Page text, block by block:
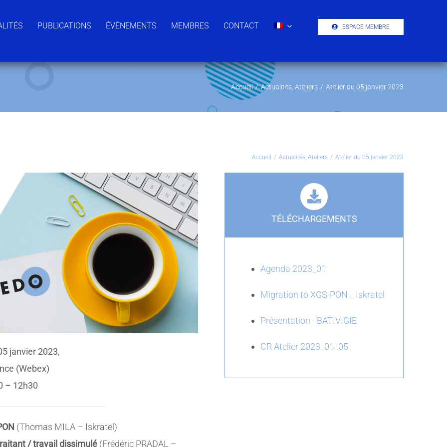
PUBLICATIONS ÉVÉNEMENTS MEMBRES CONTACT ESPACE MEMBRE
Accueil / Actualités Ateliers / Atelier du 05 janvier 2023
Accueil / Actualités,Ateliers / Atelier du 05 janvier 2023
janvier 2023,
(Webex)
– 12h30
(Thomas MILA – Iskratel)
/ travail dissimulé (Frédéric PRADAL –
TÉLÉCHARGEMENTS
Agenda 2023_01
Migration to XGS-PON _ Iskratel
Présentation - BATIVIGIE
CR Atelier 2023_01_05